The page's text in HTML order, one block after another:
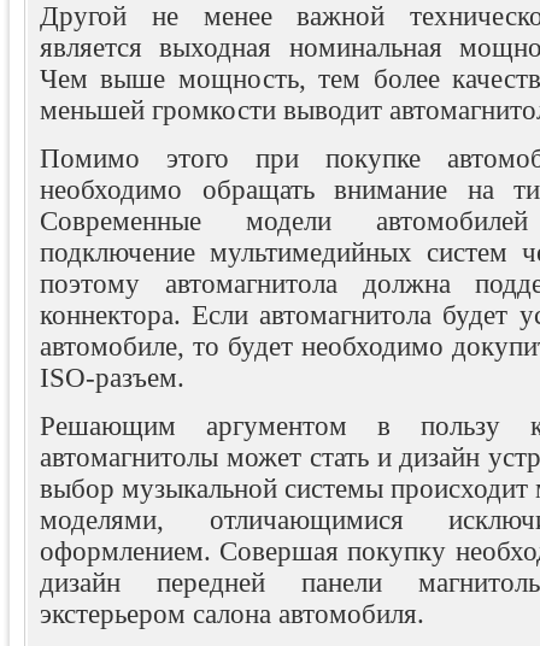
Другой не менее важной
является выходная номинальная
Чем выше мощность, тем более
меньшей громкости выводит
Помимо этого при покупке
необходимо обращать внимание на
Современные модели автомобилей
подключение мультимедийных систем
поэтому автомагнитола должна
коннектора. Если автомагнитола будет
автомобиле, то будет необходимо
ISO-разъем.
Решающим аргументом в пользу
автомагнитолы может стать и дизайн
выбор музыкальной системы
моделями, отличающимися
оформлением. Совершая покупку
дизайн передней панели
экстерьером салона автомобиля.